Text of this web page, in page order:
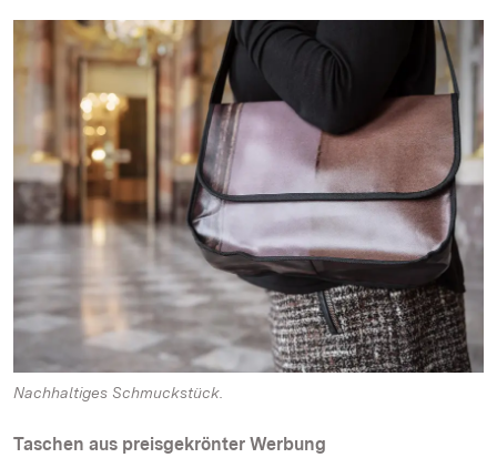
Nachhaltiges Schmuckstück.
Taschen aus preisgekrönter Werbung